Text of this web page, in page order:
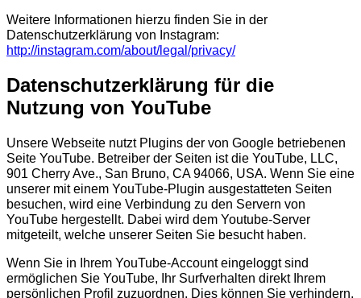
Weitere Informationen hierzu finden Sie in der
Datenschutzerklärung von Instagram:
http://instagram.com/about/legal/privacy/
Datenschutzerklärung für die
Nutzung von YouTube
Unsere Webseite nutzt Plugins der von Google betriebenen
Seite YouTube. Betreiber der Seiten ist die YouTube, LLC,
901 Cherry Ave., San Bruno, CA 94066, USA. Wenn Sie eine
unserer mit einem YouTube-Plugin ausgestatteten Seiten
besuchen, wird eine Verbindung zu den Servern von
YouTube hergestellt. Dabei wird dem Youtube-Server
mitgeteilt, welche unserer Seiten Sie besucht haben.
Wenn Sie in Ihrem YouTube-Account eingeloggt sind
ermöglichen Sie YouTube, Ihr Surfverhalten direkt Ihrem
persönlichen Profil zuzuordnen. Dies können Sie verhindern,